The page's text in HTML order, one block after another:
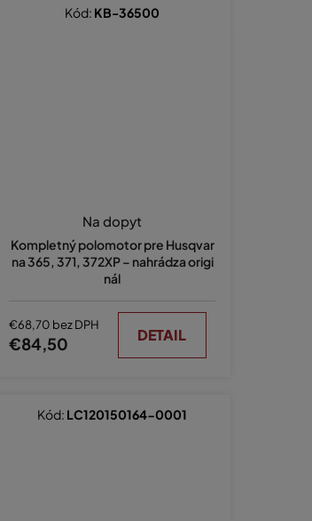
Kompletný polomotor pre Husqvar
na 365, 371, 372XP – nahrádza origi
nál
Na dopyt
€68,70 bez DPH
€84,50 DETAIL
Kód: KB-36500
Kód: LC120150164-0001